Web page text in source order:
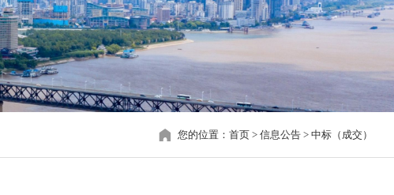
您的位置：首页 >信息公告 >中标（成交）